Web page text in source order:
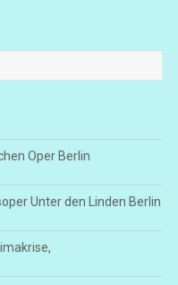
Oper Berlin
Unter den Linden Berlin